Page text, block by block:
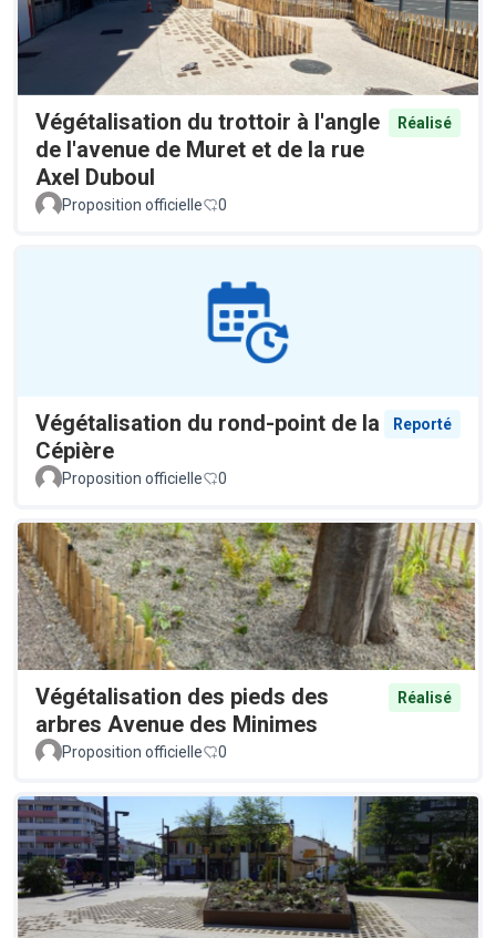
Végétalisation du trottoir à l'angle
de l'avenue de Muret et de la rue
Axel Duboul
Réalisé
Proposition officielle 0
Végétalisation du rond-point de la
Cépière
Reporté
Proposition officielle 0
Végétalisation des pieds des
arbres Avenue des Minimes
Réalisé
Proposition officielle 0